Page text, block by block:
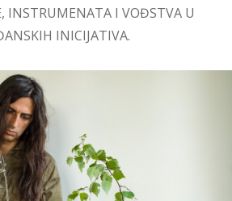
INSTRUMENATA I VOĐSTVA U
INICIJATIVA.